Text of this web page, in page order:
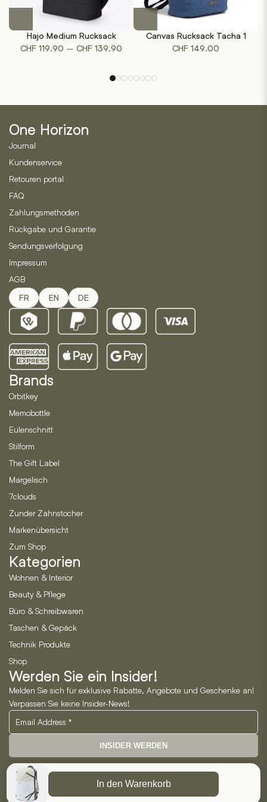
Dieses
weist
mehrere
Optionen
auf
der
Produktseite
werden
Hajo Medium Rucksack
CHF 119.90 – CHF 139.90
Dieses
weist
mehrere
Optionen
Canvas Rucksack Tacha 1
CHF 149.00
One Horizon
Journal
Kundenservice
Retouren portal
FAQ
Zahlungsmethoden
Rückgabe und Garantie
Sendungsverfolgung
Impressum
AGB
FR EN DE
Brands
Orbitkey
Memobottle
Eulenschnitt
Stilform
The Gift Label
Margelisch
7clouds
Zunder Zahnstocher
Markenübersicht
Zum Shop
Kategorien
Wohnen & Interior
Beauty & Pflege
Büro & Schreibwaren
Taschen & Gepäck
Technik Produkte
Shop
Werden Sie ein Insider!
Melden Sie sich für exklusive Rabatte, Angebote und Geschenke an!
Verpassen Sie keine Insider-News!
INSIDER WERDEN
Neo Horizon GmbH In den Warenkorb